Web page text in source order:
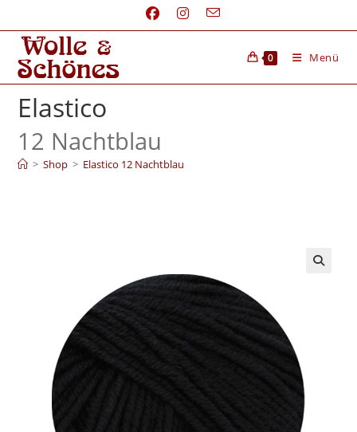
0 Menü
Elastico
12 Nachtblau
> Shop > Elastico 12 Nachtblau